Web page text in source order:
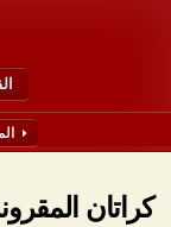
كراتان